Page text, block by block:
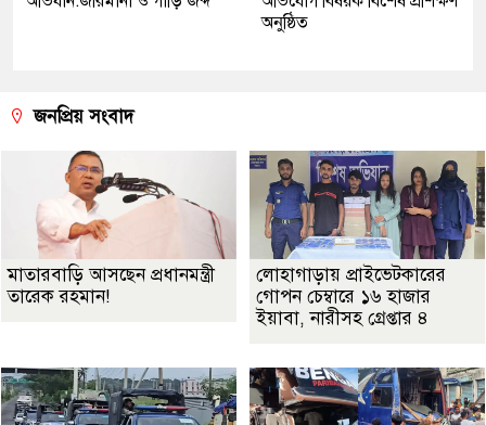
অনুষ্ঠিত
জনপ্রিয় সংবাদ
মাতারবাড়ি আসছেন প্রধানমন্ত্রী
তারেক রহমান!
লোহাগাড়ায় প্রাইভেটকারের
গোপন চেম্বারে ১৬ হাজার
ইয়াবা, নারীসহ গ্রেপ্তার ৪